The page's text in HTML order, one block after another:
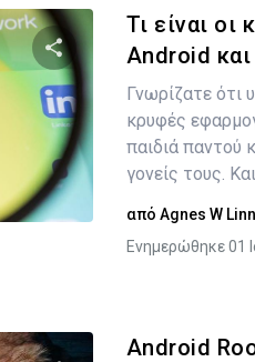
Κοινοποιήστε αυτό το
Twitter
Τι είναι
Android
Γνωρίζατε ότι
κρυφές
παιδιά παντού
γονείς τους.
από Agnes W Linn
Ενημερώθηκε 01
Android